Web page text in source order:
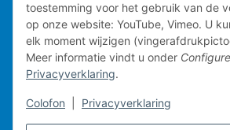
toestemming voor het gebruik van de
op onze website: YouTube, Vimeo. U
elk moment wijzigen
Meer informatie vindt u onder
Privacyverklaring.
Colofon Privacyverklaring
Technische implementatie.
Mobiel kassasysteem
Voorraadbeheer